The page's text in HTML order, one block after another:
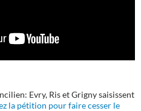
Evry, Ris et Grigny saisissent
la pétition pour faire cesser le